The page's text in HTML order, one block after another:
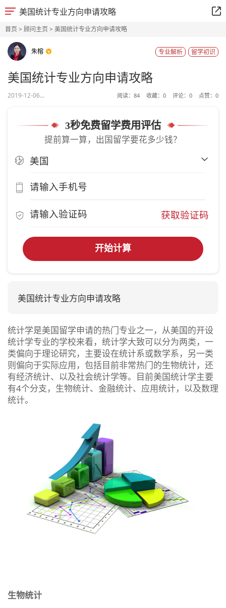
美国统计专业方向申请攻略
首页> 顾问主页> 美国统计专业方向申请攻略
朱榕 留学初识
专业解析
美国统计专业方向申请攻略
2019-12-06... 阅读： 84 收藏： 0 评论： 0 点赞： 0
3秒免费留学费用评估
提前算一算，出国留学要花多少钱？
获取验证码
开始计算
美国统计专业方向申请攻略
统计学是美国留学申请的热门专业之一，从美国的开设
统计学专业的学校来看，统计学大致可以分为两类，一
类偏向于理论研究，主要设在统计系或数学系，另一类
则偏向于实际应用，包括目前非常热门的生物统计，还
有经济统计、以及社会统计学等。目前美国统计学主要
有4个分支，生物统计、金融统计、应用统计，以及数理
统计。
生物统计